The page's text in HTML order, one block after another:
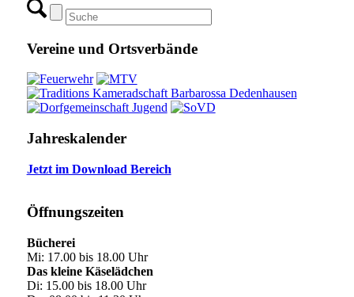
Vereine und Ortsverbände
Jahreskalender
Jetzt im Download Bereich
Öffnungszeiten
Bücherei
Mi: 17.00 bis 18.00 Uhr
Das kleine Käselädchen
Di: 15.00 bis 18.00 Uhr